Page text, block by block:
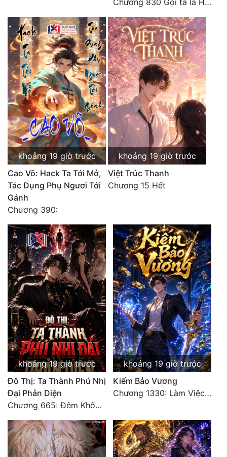
Tội Phạm
Vô Địch
Võ Hiệp
Võng Du
Xuyên Không
Xuyên Nhanh
Xuyên Sách
Xuyên Thư
Điền Văn
Đô Thị
Đông Phương
Đông Phương Huyền Huyễn
Đồng Nhân
Cẩu Đạo Trường Sinh
Ngự Thú
Truyện Nam
Truyện Nữ
Vô Địch Lưu
Xây Dựng Thế Lực
Đam Mỹ
Đẹp
Chương 830 Gọi ta là Hòa Sa
khoảng 19 giờ trước
Cao Võ: Hack Ta Tới Mở,
Tác Dụng Phụ Ngươi Tới
Gánh
Chương 390:
khoảng 19 giờ trước
Việt Trúc Thanh
Chương 15 Hết
khoảng 19 giờ trước
Đô Thị: Ta Thành Phú Nhị
Đại Phản Diện
Chương 665: Đêm Không Dấu Vết
khoảng 19 giờ trước
Kiếm Bảo Vương
Chương 1330: Làm Việc Rồi (4/5)